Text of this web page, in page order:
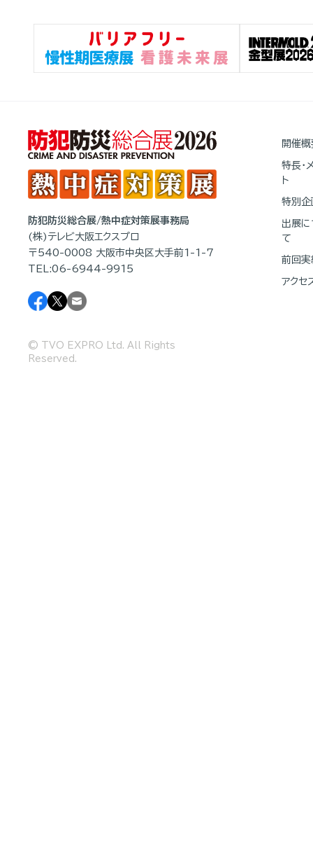
防犯防災総合展/熱中症対策展事務局
(株)テレビ大阪エクスプロ
〒540-0008 大阪市中央区大手前1-1-7
TEL:06-6944-9915
© TVO EXPRO Ltd. All Rights
Reserved.
開催概
特長・
ト
特別企
出展に
て
前回実
アクセ